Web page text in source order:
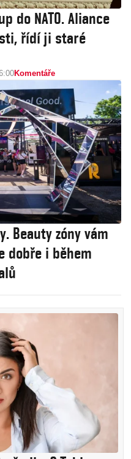
do NATO. Aliance
řídí ji staré
Komentáře
Beauty zóny vám
dobře i během